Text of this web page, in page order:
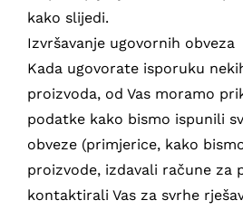
kako slijedi.
Izvršavanje ugovornih obveza
Kada ugovorate isporuku
proizvoda, od Vas moramo
podatke kako bismo ispunili
obveze (primjerice, kako
proizvode, izdavali račune za
kontaktirali Vas za svrhe